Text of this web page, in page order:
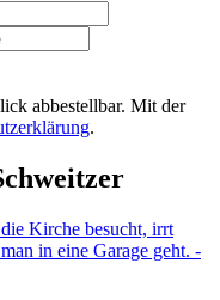
abbestellbar. Mit der
.